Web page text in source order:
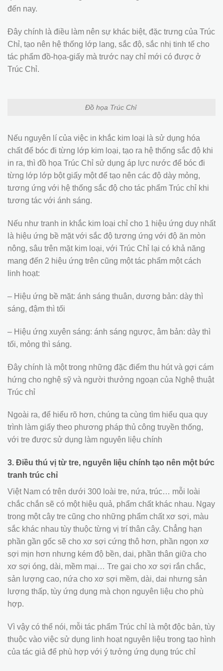
đến nay.
Đây chính là điều làm nên sự khác biệt, đặc trưng của Trúc
Chỉ, tạo nên hệ thống lớp lang, sắc độ, sắc nhị tinh tế cho
tác phẩm đồ-họa-giấy mà trước nay chỉ mới có được ở
Trúc Chỉ.
Đồ họa Trúc Chỉ
Nếu nguyên lí của việc in khắc kim loại là sử dụng hóa
chất để bóc đi từng lớp kim loại, tạo ra hệ thống sắc độ khi
in ra, thì đồ họa Trúc Chỉ sử dụng áp lực nước để bóc đi
từng lớp lớp bột giấy một để tạo nên các độ dày mỏng,
tương ứng với hệ thống sắc độ cho tác phẩm Trúc chỉ khi
tương tác với ánh sáng.
Nếu như tranh in khắc kim loại chỉ cho 1 hiệu ứng duy nhất
là hiệu ứng bề mặt với sắc độ tương ứng với độ ăn mòn
nông, sâu trên mặt kim loại, với Trúc Chỉ lại có khả năng
mang đến 2 hiệu ứng trên cũng một tác phẩm một cách
linh hoạt:
– Hiệu ứng bề mặt: ánh sáng thuân, dương bản: dày thì
sáng, đậm thì tối
– Hiệu ứng xuyên sáng: ánh sáng ngược, âm bản: dày thì
tối, mỏng thì sáng.
Đây chính là một trong những đặc điểm thu hút và gợi cám
hứng cho nghệ sỹ và người thưởng ngoạn của Nghệ thuật
Trúc chỉ
Ngoài ra, để hiểu rõ hơn, chúng ta cùng tìm hiểu qua quy
trình làm giấy theo phương pháp thủ công truyền thống,
với tre được sử dụng làm nguyên liệu chính
3. Điều thú vị từ tre, nguyên liệu chính tạo nên một bức
tranh trúc chỉ
Việt Nam có trên dưới 300 loài tre, nứa, trúc… mỗi loài
chắc chắn sẽ có một hiệu quả, phẩm chất khác nhau. Ngay
trong một cây tre cũng cho những phẩm chất xơ sợi, màu
sắc khác nhau tùy thuộc từng vị trí thân cây. Chẳng hạn
phần gần gốc sẽ cho xơ sợi cứng thô hơn, phần ngọn xơ
sợi mịn hơn nhưng kém độ bền, dai, phần thân giữa cho
xơ sợi óng, dài, mềm mại… Tre gai cho xơ sợi rắn chắc,
sản lượng cao, nứa cho xơ sợi mềm, dài, dai nhưng sản
lượng thấp, tùy ứng dụng mà chọn nguyên liệu cho phù
hợp.
Vì vậy có thể nói, mỗi tác phẩm Trúc chỉ là một độc bản, tùy
thuộc vào việc sử dụng linh hoạt nguyên liệu trong tạo hình
của tác giả để phù hợp với ý tưởng ứng dụng trúc chỉ